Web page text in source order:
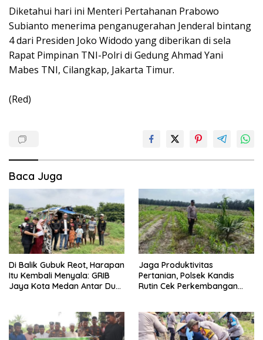
Diketahui hari ini Menteri Pertahanan Prabowo
Subianto menerima penganugerahan Jenderal bintang
4 dari Presiden Joko Widodo yang diberikan di sela
Rapat Pimpinan TNI-Polri di Gedung Ahmad Yani
Mabes TNI, Cilangkap, Jakarta Timur.
(Red)
Baca Juga
Di Balik Gubuk Reot, Harapan
Itu Kembali Menyala: GRIB
Jaya Kota Medan Antar Dua
Jaga Produktivitas
Pertanian, Polsek Kandis
Rutin Cek Perkembangan